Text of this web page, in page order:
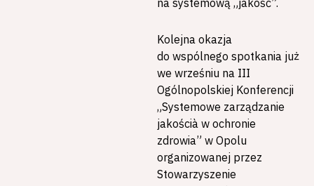
na systemową „jakość”.
Kolejna okazja
do wspólnego spotkania już
we wrześniu na III
Ogólnopolskiej Konferencji
„Systemowe zarządzanie
jakościà w ochronie
zdrowia” w Opolu
organizowanej przez
Stowarzyszenie